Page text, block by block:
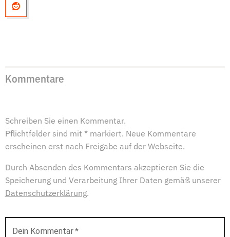
Kommentare
Schreiben Sie einen Kommentar.
Pflichtfelder sind mit * markiert. Neue Kommentare
erscheinen erst nach Freigabe auf der Webseite.
Durch Absenden des Kommentars akzeptieren Sie die
Speicherung und Verarbeitung Ihrer Daten gemäß unserer
Datenschutzerklärung.
Dein Kommentar*